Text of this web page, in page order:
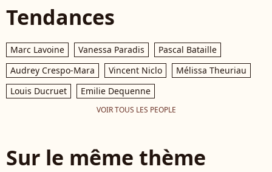
Tendances
Marc Lavoine Vanessa Paradis
Pascal Bataille
Audrey Crespo-Mara
Vincent Niclo
Mélissa Theuriau
Louis Ducruet
Emilie Dequenne
VOIR TOUS LES PEOPLE
Sur le même thème